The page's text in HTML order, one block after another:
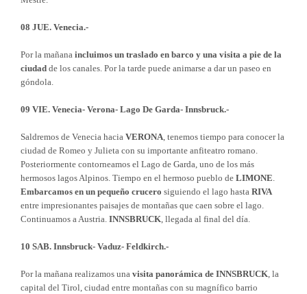
08 JUE. Venecia.-
Por la mañana incluimos un traslado en barco y una visita a pie de la
ciudad de los canales. Por la tarde puede animarse a dar un paseo en
góndola.
09 VIE. Venecia- Verona- Lago De Garda- Innsbruck.-
Saldremos de Venecia hacia VERONA, tenemos tiempo para conocer la
ciudad de Romeo y Julieta con su importante anfiteatro romano.
Posteriormente contorneamos el Lago de Garda, uno de los más
hermosos lagos Alpinos. Tiempo en el hermoso pueblo de LIMONE.
Embarcamos en un pequeño crucero siguiendo el lago hasta RIVA
entre impresionantes paisajes de montañas que caen sobre el lago.
Continuamos a Austria. INNSBRUCK, llegada al final del día.
10 SAB. Innsbruck- Vaduz- Feldkirch.-
Por la mañana realizamos una visita panorámica de INNSBRUCK, la
capital del Tirol, ciudad entre montañas con su magnífico barrio